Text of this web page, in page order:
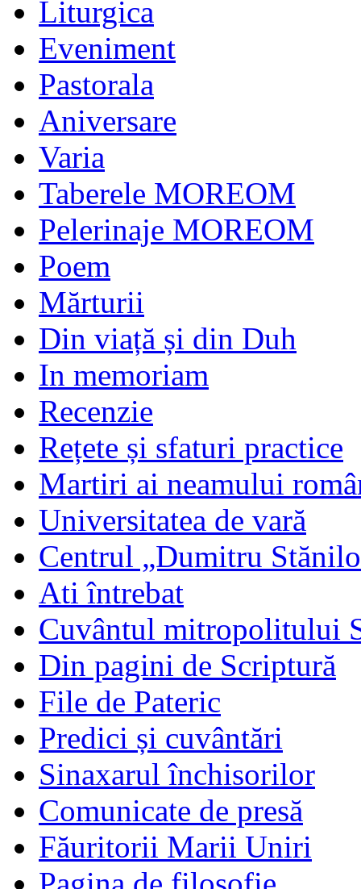
Liturgica
Eveniment
Pastorala
Aniversare
Varia
Taberele MOREOM
Pelerinaje MOREOM
Poem
Mărturii
Din viață și din Duh
In memoriam
Recenzie
Rețete și sfaturi practice
Martiri ai neamului
Universitatea de vară
Centrul „Dumitru
Ati întrebat
Cuvântul mitropolitului
Din pagini de Scriptură
File de Pateric
Predici și cuvântări
Sinaxarul închisorilor
Comunicate de presă
Făuritorii Marii Uniri